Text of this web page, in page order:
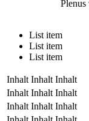
Plenus
List item
List item
List item
Inhalt Inhalt Inhalt
Inhalt Inhalt Inhalt
Inhalt Inhalt Inhalt